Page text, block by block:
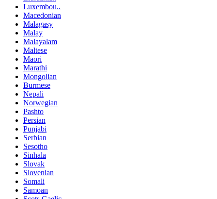
Luxembou..
Macedonian
Malagasy
Malay
Malayalam
Maltese
Maori
Marathi
Mongolian
Burmese
Nepali
Norwegian
Pashto
Persian
Punjabi
Serbian
Sesotho
Sinhala
Slovak
Slovenian
Somali
Samoan